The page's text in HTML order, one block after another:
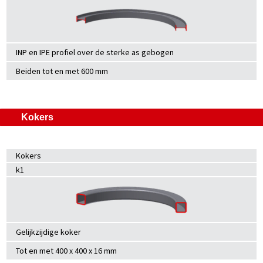
INP en IPE profiel over de sterke as gebogen
Beiden tot en met 600 mm
Kokers
Kokers
k1
Gelijkzijdige koker
Tot en met 400 x 400 x 16 mm